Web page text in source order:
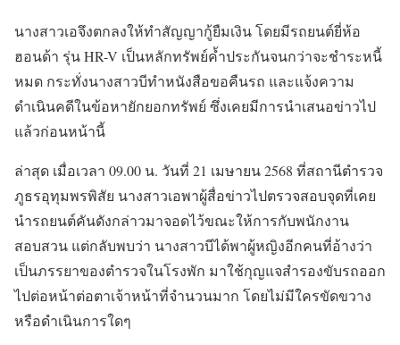
นางสาวเอจึงตกลงให้ทำสัญญากู้ยืมเงิน โดยมีรถยนต์ยี่ห้อ
ฮอนด้า รุ่น HR-V เป็นหลักทรัพย์ค้ำประกันจนกว่าจะชำระหนี้
หมด กระทั่งนางสาวบีทำหนังสือขอคืนรถ และแจ้งความ
ดำเนินคดีในข้อหายักยอกทรัพย์ ซึ่งเคยมีการนำเสนอข่าวไป
แล้วก่อนหน้านี้
ล่าสุด เมื่อเวลา 09.00 น. วันที่ 21 เมษายน 2568 ที่สถานีตำรวจ
ภูธรอุทุมพรพิสัย นางสาวเอพาผู้สื่อข่าวไปตรวจสอบจุดที่เคย
นำรถยนต์คันดังกล่าวมาจอดไว้ขณะให้การกับพนักงาน
สอบสวน แต่กลับพบว่า นางสาวบีได้พาผู้หญิงอีกคนที่อ้างว่า
เป็นภรรยาของตำรวจในโรงพัก มาใช้กุญแจสำรองขับรถออก
ไปต่อหน้าต่อตาเจ้าหน้าที่จำนวนมาก โดยไม่มีใครขัดขวาง
หรือดำเนินการใดๆ